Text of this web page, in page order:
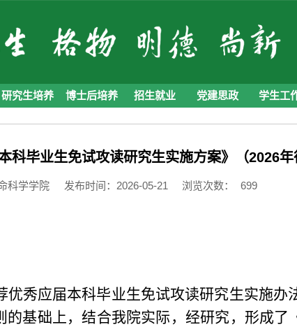
研究生培养 博士后培养 招生就业 党建思政 学生工
科毕业生免试攻读研究生实施方案》（2026
科学学院 发布时间：2026-05-21 浏览次数： 699
优秀应届本科毕业生免试攻读研究生实施办
基础上，结合我院实际，经研究，形成了